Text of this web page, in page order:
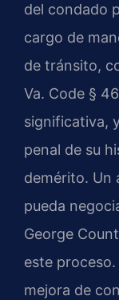
del condado
cargo de
de tránsito,
Va. Code §
significativa,
penal de su
demérito. Un
pueda
George
este
mejora de